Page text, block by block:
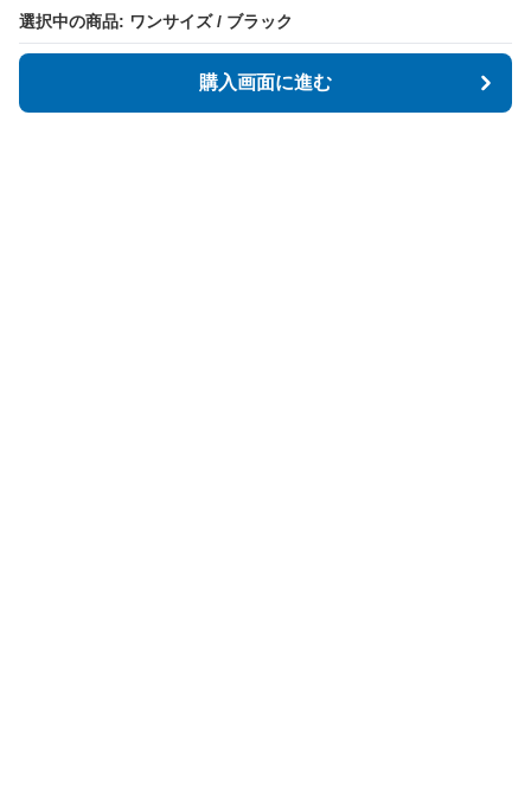
選択中の商品: ワンサイズ / ブラック
購入画面に進む
選択中の商品: ワンサイズ / ブラック
購入画面に進む